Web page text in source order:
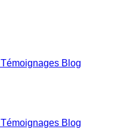
Témoignages Blog
Témoignages Blog